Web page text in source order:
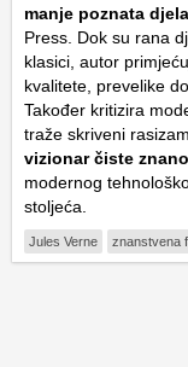
manje poznata djela
Press. Dok su rana
klasici, autor
kvalitete, prevelike
Također kritizira
traže skriveni
vizionar čiste
modernog
stoljeća.
Jules Verne znanstvena